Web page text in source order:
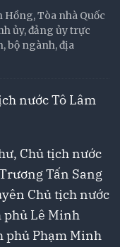
Tòa nhà Quốc
ủy, đảng ủy trực
bộ ngành, địa
nước Tô Lâm
Chủ tịch nước
Tấn Sang
Chủ tịch nước
phủ Lê Minh
phủ Phạm Minh